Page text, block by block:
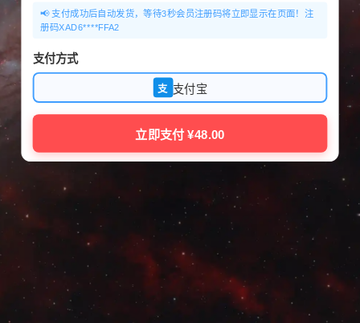
📢 支付成功后自动发货，等待3秒会员注册码将立即显示在页面！注
册码XAD6****FFA2
支付方式
支 支付宝
立即支付 ¥48.00